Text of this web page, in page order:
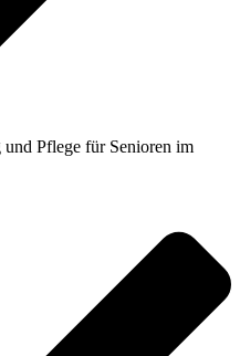
Pflege für Senioren im